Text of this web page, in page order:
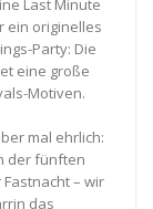
ein originelles
Party: Die
eine große
Motiven.
mal ehrlich:
der fünften
– wir
das